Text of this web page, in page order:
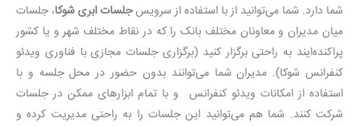
شما دارد. شما می‌توانید از با استفاده از سرویسجلسات ابری شوکا، جلسات
میان مدیران و معاونان مختلف بانک را که در نقاط مختلف شهر و یا کشور
پراکنده‌ایند به راحتی برگزار کنید (برگزاری جلسات مجازی با فناوری ویدئو
کنفرانس شوکا). مدیران شما می‌توانند بدون حضور در محل جلسه و با
استفاده از امکانات ویدئو کنفرانس و با تمام ابزارهای ممکن در جلسات
شرکت کنند. شما هم می‌توانید این جلسات را به راحتی مدیریت کرده و